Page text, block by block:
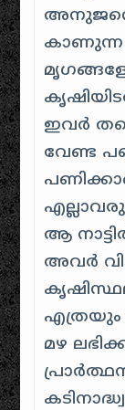
കാണുന്ന
ഇവർ
വേണ്ട
ആ
അവർ
എത്രയും
മഴ